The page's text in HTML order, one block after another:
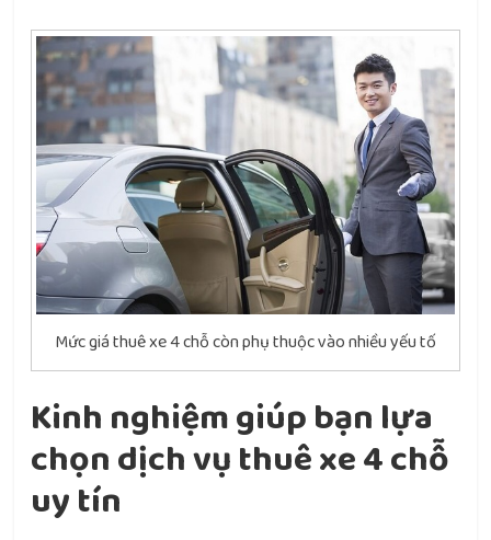
Mức giá thuê xe 4 chỗ còn phụ thuộc vào nhiều yếu tố
Kinh nghiệm giúp bạn lựa
chọn dịch vụ thuê xe 4 chỗ
uy tín